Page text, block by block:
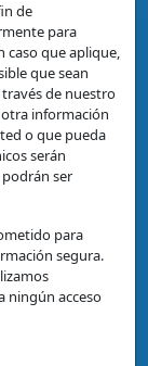
de
para
caso que aplique,
que sean
de nuestro
información
o que pueda
serán
ser
para
segura.
ningún acceso